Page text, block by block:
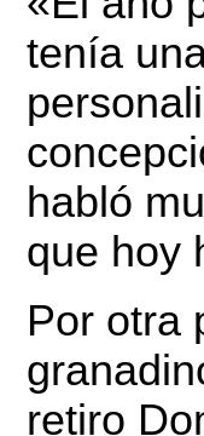
tenía
habló
que hoy
Por otra
retiro